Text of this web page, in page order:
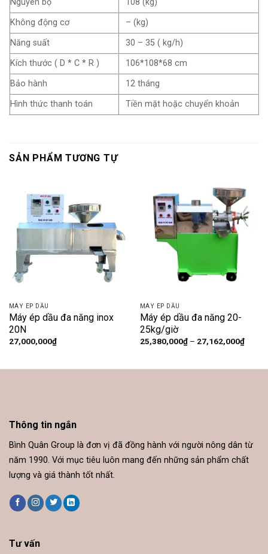
Không động cơ
– (kg)
Năng suất
30 – 35 ( kg/h)
Kích thước ( D * C * R )
106*108*68 cm
Bảo hành
12 tháng
Hình thức thanh toán
Tiền mặt hoặc chuyển khoản
SẢN PHẨM TƯƠNG TỰ
MÁY ÉP DẦU
Máy ép dầu đa năng inox
20N
27,000,000₫
MÁY ÉP DẦU
Máy ép dầu đa năng 20-
25kg/giờ
25,380,000₫ – 27,162,000₫
giá:
đến
Thông tin ngắn
Bình Quân Group là đơn vị đã đồng hành với người nông dân từ
năm 1990. Với mục tiêu luôn mang đến những sản phẩm chất
lượng và giá thành tốt nhất.
Tư vấn